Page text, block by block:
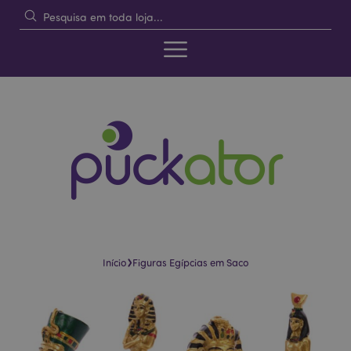
Início›Figuras Egípcias em Saco
início